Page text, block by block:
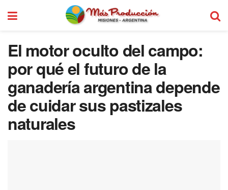
El motor oculto del campo:
por qué el futuro de la
ganadería argentina depende
de cuidar sus pastizales
naturales